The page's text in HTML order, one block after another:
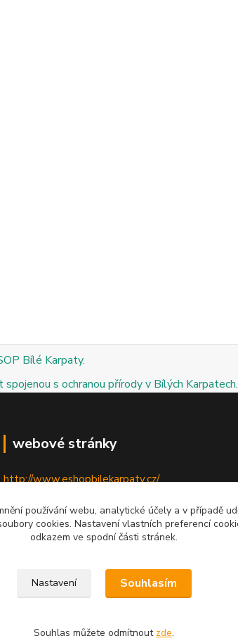
Bílé Karpaty.
s ochranou přírody v Bílých Karpatech.
webové stránky
http://www.eshopbilekarpaty.cz/
http://csop.bilekarpaty.cz/
http://www.dumprirody.cz/bilekarpaty
používání webu, analytické účely a v případě
cookies. Nastavení vlastních preferencí
odkazem ve spodní části stránek.
Nastavení Souhlasím
Souhlas můžete odmítnout zde.